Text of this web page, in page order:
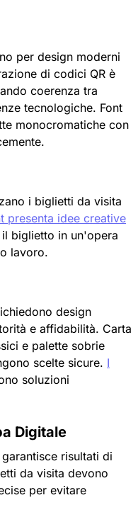
per design moderni
di codici QR è
coerenza tra
tecnologiche. Font
monocromatiche con
i biglietti da visita
presenta idee creative
biglietto in un'opera
lavoro.
design
e affidabilità. Carta
e palette sobrie
scelte sicure. I
soluzioni
Digitale
risultati di
da visita devono
per evitare